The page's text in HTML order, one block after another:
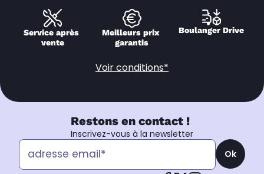
Service après
vente
Meilleurs prix
garantis
Boulanger Drive
Voir conditions*
Restons en contact !
Inscrivez-vous à la newsletter
Ok